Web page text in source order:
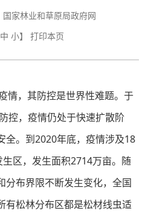
家林业和草原局政府网
中 小】 打印本页
情，其防控是世界性难题。于
控，疫情仍处于快速扩散阶
全。到2020年底，疫情涉及18
区，发生面积2714万亩。随
分布界限不断发生变化，全国
有松林分布区都是松材线虫适